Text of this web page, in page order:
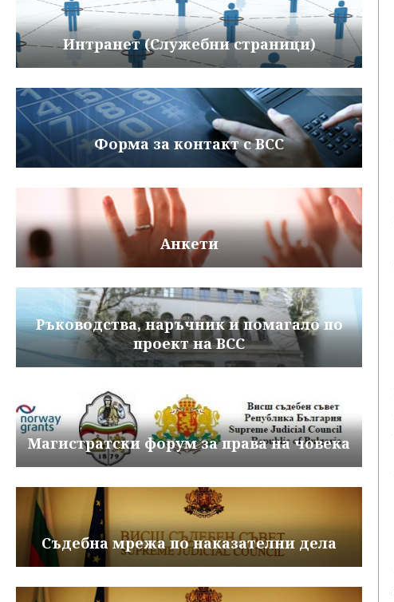
Интранет (Служебни страници)
Форма за контакт с ВСС
Анкети
Ръководства, наръчник и помагало по
проект на ВСС
Магистратски форум за права на човека
Съдебна мрежа по наказателни дела